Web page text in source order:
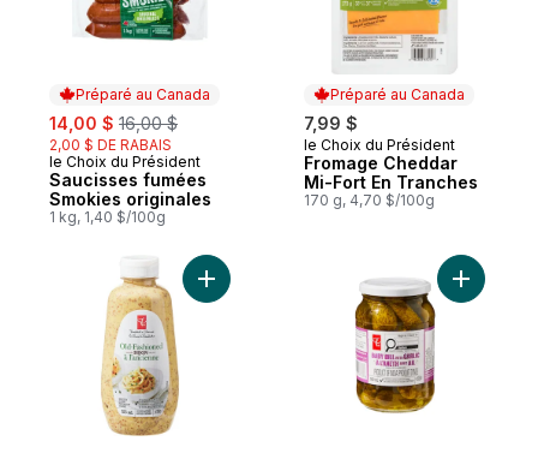
Préparé au Canada
sale:
14,00 $ , formerly:
16,00 $
2,00 $ DE RABAIS
Préparé au Canada
le Choix du Président
Saucisses fumées
Smokies originales
1 kg, 1,40 $/100g
Préparé au Canada
7,99 $
Préparé au Canada
le Choix du Président
Fromage Cheddar
Mi-Fort En Tranches
170 g, 4,70 $/100g
Ajouter Moutarde de Dijon à l’ancienne
Ajouter